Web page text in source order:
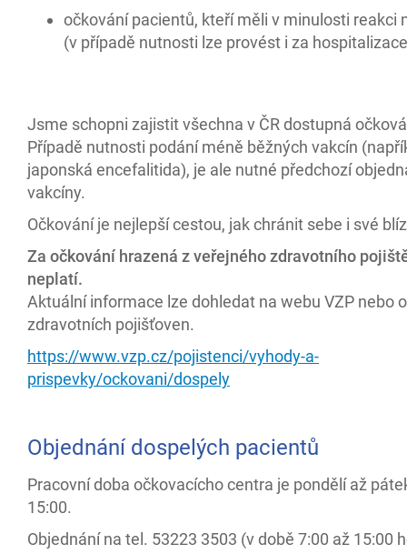
očkování pacientů, kteří měli v minulosti reakci
(v případě nutnosti lze provést i za
Jsme schopni zajistit všechna v ČR dostupná
Případě nutnosti podání méně běžných vakcín
japonská encefalitida), je ale nutné předchozí
vakcíny.
Očkování je nejlepší cestou, jak chránit sebe i své
Za očkování hrazená z veřejného zdravotního
neplatí.
Aktuální informace lze dohledat na webu VZP nebo
zdravotních pojišťoven.
https://www.vzp.cz/pojistenci/vyhody-a-
prispevky/ockovani/dospely
Objednání dospelých pacientů
Pracovní doba očkovacícho centra je pondělí až
15:00.
Objednání na tel. 53223 3503 (v době 7:00 až 15:00